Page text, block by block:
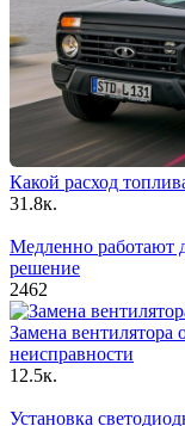
Какой расход
31.8к.
Медленно работают
решение
2462
Замена
неисправности
1 2.5к.
Установка